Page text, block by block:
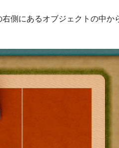
側にあるオブジェクトの中か